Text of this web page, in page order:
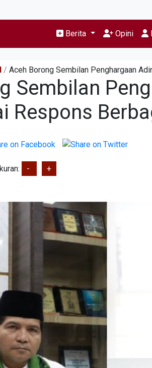
Berita Opini
/ Aceh Borong Sembilan Penghargaan
Sembilan
Respons
- +